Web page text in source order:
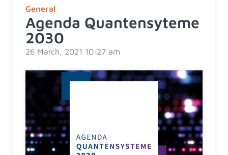
General
Agenda Quantensyteme
2030
26 March, 2021 10:27 am